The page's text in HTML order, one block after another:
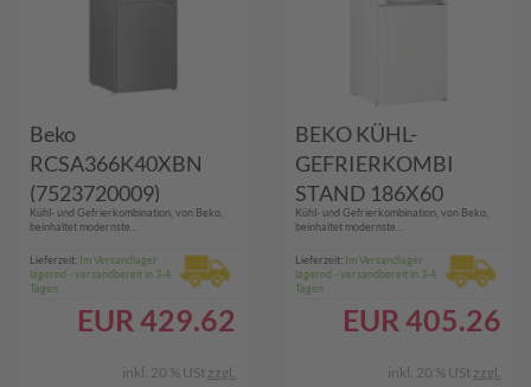
Beko
RCSA366K40XBN
(7523720009)
Kühl-/Gefrierkombina
tion, Nutzinhalt 343 L
Kühl- und Gefrierkombination, von Beko,
beinhaltet modernste...
Lieferzeit: Im Versandlager
lagernd - versandbereit in 3-4
Tagen
EUR 429.62
inkl. 20 % USt zzgl.
BEKO KÜHL-
GEFRIERKOMBI
STAND 186X60
(RCSA366K40WN
WS)
Kühl- und Gefrierkombination, von Beko,
beinhaltet modernste...
Lieferzeit: Im Versandlager
lagernd - versandbereit in 3-4
Tagen
EUR 405.26
inkl. 20 % USt zzgl.